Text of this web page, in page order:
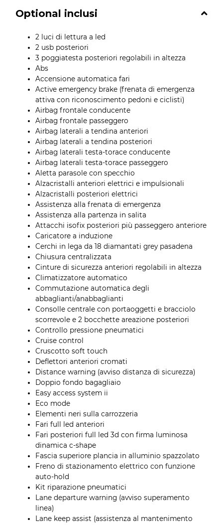
Optional inclusi
2 luci di lettura a led
2 usb posteriori
3 poggiatesta posteriori regolabili in altezza
Abs
Accensione automatica fari
Active emergency brake (frenata di emergenza
attiva con riconoscimento pedoni e ciclisti)
Airbag frontale conducente
Airbag frontale passeggero
Airbag laterali a tendina anteriori
Airbag laterali a tendina posteriori
Airbag laterali testa-torace conducente
Airbag laterali testa-torace passeggero
Aletta parasole con specchio
Alzacristalli anteriori elettrici e impulsionali
Alzacristalli posteriori elettrici
Assistenza alla frenata di emergenza
Assistenza alla partenza in salita
Attacchi isofix posteriori più passeggero anteriore
Caricatore a induzione
Cerchi in lega da 18 diamantati grey pasadena
Chiusura centralizzata
Cinture di sicurezza anteriori regolabili in altezza
Climatizzatore automatico
Commutazione automatica degli
abbaglianti/anabbaglianti
Consolle centrale con portaoggetti e bracciolo
scorrevole e 2 bocchette areazione posteriori
Controllo pressione pneumatici
Cruise control
Cruscotto soft touch
Deflettori anteriori cromati
Distance warning (avviso distanza di sicurezza)
Doppio fondo bagagliaio
Easy access system ii
Eco mode
Elementi neri sulla carrozzeria
Fari full led anteriori
Fari posteriori full led 3d con firma luminosa
dinamica c-shape
Fascia superiore plancia in alluminio spazzolato
Freno di stazionamento elettrico con funzione
auto-hold
Kit riparazione pneumatici
Lane departure warning (avviso superamento
linea)
Lane keep assist (assistenza al mantenimento